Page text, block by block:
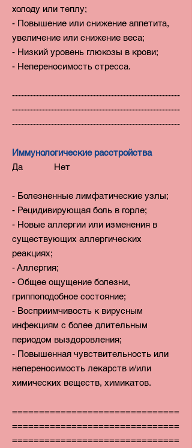
холоду или теплу;
- Повышение или снижение аппетита,
увеличение или снижение веса;
- Низкий уровень глюкозы в крови;
- Непереносимость стресса.
--------------------------------------------------------
--------------------------------------------------------
--------------------------------------------------------
Иммунологические расстройства
Да Нет
- Болезненные лимфатические узлы;
- Рецидивирующая боль в горле;
- Новые аллергии или изменения в
существующих аллергических
реакциях;
- Аллергия;
- Общее ощущение болезни,
гриппоподобное состояние;
- Восприимчивость к вирусным
инфекциям с более длительным
периодом выздоровления;
- Повышенная чувствительность или
непереносимость лекарств и/или
химических веществ, химикатов.
===============================
===============================
===============================